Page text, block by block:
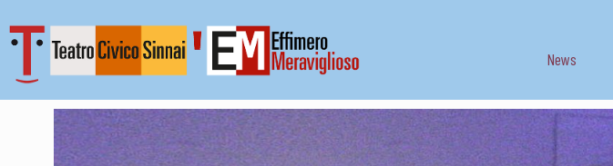
News